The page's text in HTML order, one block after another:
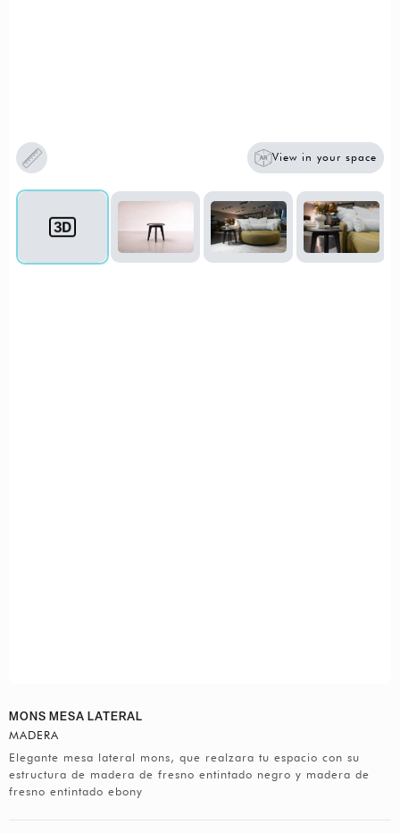
View in your space
MONS MESA LATERAL
MADERA
Elegante mesa lateral mons, que realzara tu espacio con su
estructura de madera de fresno entintado negro y madera de
fresno entintado ebony